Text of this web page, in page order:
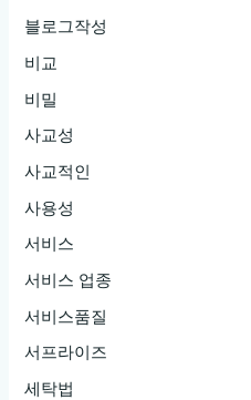
블로그작성
비교
비밀
사교성
사교적인
사용성
서비스
서비스 업종
서비스품질
서프라이즈
세탁법